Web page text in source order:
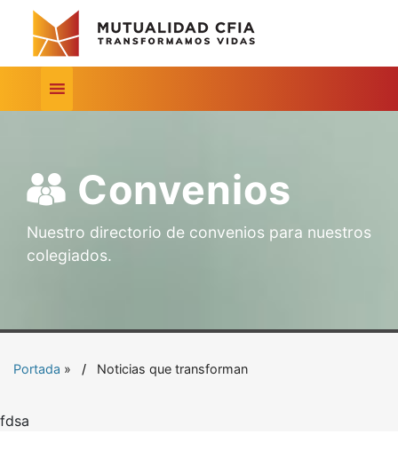
Convenios
Nuestro directorio de convenios para nuestros
colegiados.
Portada » Noticias que transforman
fdsa